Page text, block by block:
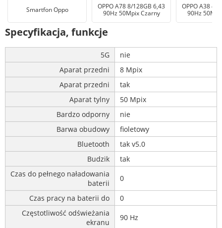
Smartfon Oppo
OPPO A78 8/128GB 6,43
90Hz 50Mpix Czarny
OPPO A38 4/
90Hz
Specyfikacja, funkcje
5G
nie
Aparat przedni
8 Mpix
Aparat przedni
tak
Aparat tylny
50 Mpix
Bardzo odporny
nie
Barwa obudowy
fioletowy
Bluetooth
tak v5.0
Budzik
tak
Czas do pełnego naładowania
baterii
0
Czas pracy na baterii do
0
Częstotliwość odświeżania
ekranu
90 Hz